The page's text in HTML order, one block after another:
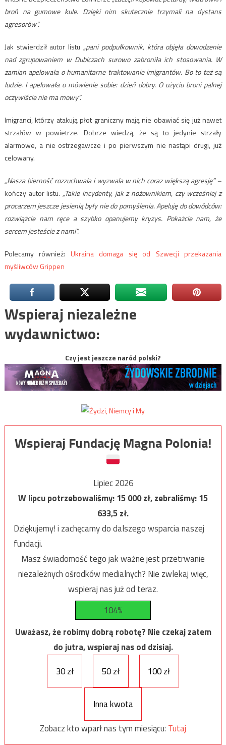
broń na gumowe kule. Dzięki nim skutecznie trzymali na dystans
agresorów”.
Jak stwierdził autor listu „pani podpułkownik, która objęła dowodzenie
nad zgrupowaniem w Dubiczach surowo zabroniła ich stosowania. W
zamian apelowała o humanitarne traktowanie imigrantów. Bo to też są
ludzie. I apelowała o mówienie sobie: dzień dobry. O użyciu broni palnej
oczywiście nie ma mowy”.
Imigranci, którzy atakują płot graniczny mają nie obawiać się już nawet
strzałów w powietrze. Dobrze wiedzą, że są to jedynie strzały
alarmowe, a nie ostrzegawcze i po pierwszym nie nastąpi drugi, już
celowany.
„Nasza bierność rozzuchwala i wyzwala w nich coraz większą agresję” –
kończy autor listu. „Takie incydenty, jak z nożownikiem, czy wcześniej z
procarzem jeszcze jesienią były nie do pomyślenia. Apeluję do dowódców:
rozwiążcie nam ręce a szybko opanujemy kryzys. Pokażcie nam, że
sercem jesteście z nami”.
Polecamy również: Ukraina domaga się od Szwecji przekazania
myśliwców Grippen
Wspieraj niezależne
wydawnictwo:
Czy jest jeszcze naród polski?
Wspieraj Fundację Magna Polonia!
Lipiec 2026
W lipcu potrzebowaliśmy:15 000zł, zebraliśmy:15
633,5zł.
Dziękujemy! i zachęcamy do dalszego wsparcia naszej
fundacji.
Masz świadomość tego jak ważne jest przetrwanie
niezależnych ośrodków medialnych? Nie zwlekaj więc,
wspieraj nas już od teraz.
104%
Uważasz, że robimy dobrą robotę? Nie czekaj zatem
do jutra, wspieraj nas od dzisiaj.
30 zł
50 zł 100 zł
Inna kwota
Zobacz kto wparł nas tym miesiącu: Tutaj